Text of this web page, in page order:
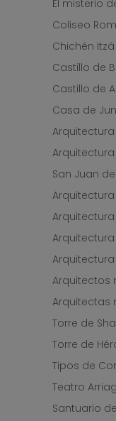
El misterio
Coliseo
Chichén Itzá
Castillo de
Castillo de
Casa de
San Juan
Arquitectos
Arquitectas
Torre de
Torre de
Tipos de
Teatro
Santuario